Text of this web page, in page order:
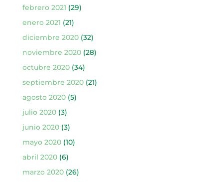
febrero 2021 (29)
enero 2021 (21)
diciembre 2020(32)
noviembre 2020(28)
octubre 2020(34)
septiembre 2020(21)
agosto 2020(5)
julio 2020(3)
junio 2020(3)
mayo 2020(10)
abril 2020(6)
marzo 2020(26)